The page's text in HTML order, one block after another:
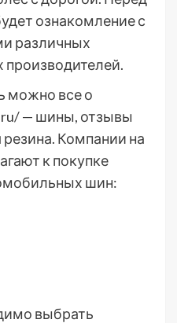
ознакомление с
различных
производителей.
можно все о
— шины, отзывы
Компании на
к покупке
шин:
выбрать